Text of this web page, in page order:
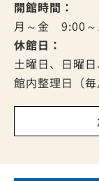
開館時間：
月～金 9:00～
休館日：
土曜日、日曜
館内整理日（